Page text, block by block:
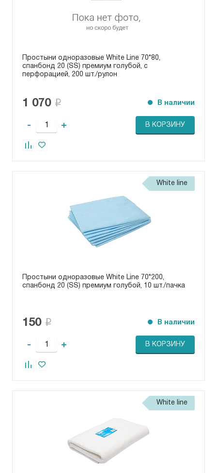
Простыни одноразовые White Line 70*80,
спанбонд 20 (SS) премиум голубой, с
перфорацией, 200 шт./рулон
1 070 В наличии
- + В КОРЗИНУ
White line
Простыни одноразовые White Line 70*200,
спанбонд 20 (SS) премиум голубой, 10 шт./пачка
150 В наличии
- + В КОРЗИНУ
White line